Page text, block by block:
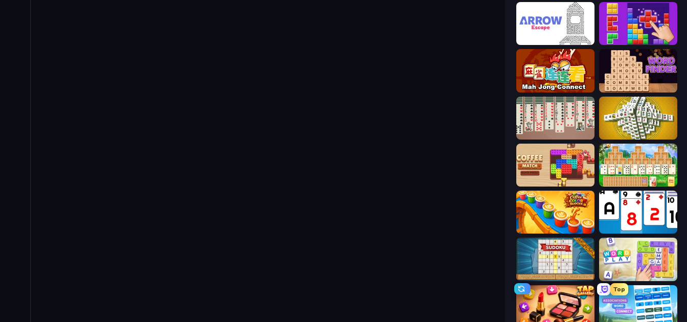
Arrow Escape BlockBuster Puzzle
Mahjong Connect (Legacy) Word Finder
Spider Solitaire 2 Suits Mahjong Tower
Magic Towers Solitaire
Coffee Color Blocks Social Solitaire
Sudoku Online Word Play
Top